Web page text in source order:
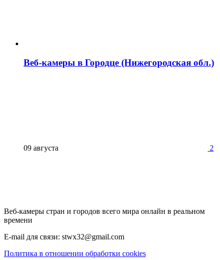
Веб-камеры в Городце (Нижегородская обл.)
09 августа 2
Веб-камеры стран и городов всего мира онлайн в реальном
времени
E-mail для связи: stwx32@gmail.com
Политика в отношении обработки cookies